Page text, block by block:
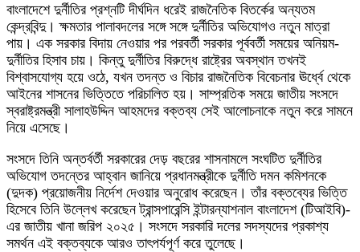
বাংলাদেশে দুর্নীতির প্রশ্নটি দীর্ঘদিন ধরেই রাজনৈতিক বিতর্কের অন্যতম
কেন্দ্রবিন্দু। ক্ষমতার পালাবদলের সঙ্গে সঙ্গে দুর্নীতির অভিযোগও নতুন মাত্রা
পায়। এক সরকার বিদায় নেওয়ার পর পরবর্তী সরকার পূর্ববর্তী সময়ের অনিয়ম-
দুর্নীতির হিসাব চায়। কিন্তু দুর্নীতির বিরুদ্ধে রাষ্ট্রের অবস্থান তখনই
বিশ্বাসযোগ্য হয়ে ওঠে, যখন তদন্ত ও বিচার রাজনৈতিক বিবেচনার ঊর্ধ্বে থেকে
আইনের শাসনের ভিত্তিতে পরিচালিত হয়। সাম্প্রতিক সময়ে জাতীয় সংসদে
স্বরাষ্ট্রমন্ত্রী সালাহউদ্দিন আহমদের বক্তব্য সেই আলোচনাকে নতুন করে সামনে
নিয়ে এসেছে।
সংসদে তিনি অন্তর্বর্তী সরকারের দেড় বছরের শাসনামলে সংঘটিত দুর্নীতির
অভিযোগ তদন্তের আহ্বান জানিয়ে প্রধানমন্ত্রীকে দুর্নীতি দমন কমিশনকে
(দুদক) প্রয়োজনীয় নির্দেশ দেওয়ার অনুরোধ করেছেন। তাঁর বক্তব্যের ভিত্তি
হিসেবে তিনি উল্লেখ করেছেন ট্রান্সপারেন্সি ইন্টারন্যাশনাল বাংলাদেশ (টিআইবি)-
এর জাতীয় খানা জরিপ ২০২৫। সংসদে সরকারি দলের সদস্যদের প্রকাশ্য
সমর্থন এই বক্তব্যকে আরও তাৎপর্যপূর্ণ করে তুলেছে।